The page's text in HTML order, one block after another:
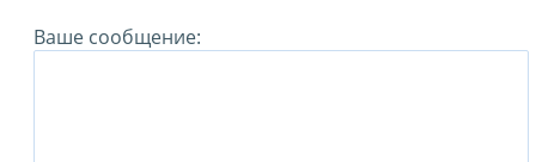
Ваше сообщение: